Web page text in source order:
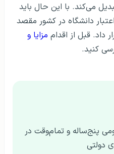
می‌کند. با این حال باید
دانشگاه در کشور مقصد
داد. قبل از اقدام مزایا و
کنید.
پنج‌ساله و تمام‌وقت در
دولتی